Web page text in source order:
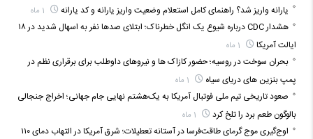
یارانه واریز شد؟ راهنمای کامل استعلام وضعیت واریز یارانه و کد یارانه
هشدار CDC درباره شیوع یک انگل خطرناک؛ ابتلای صدها نفر به اسهال شدید در ۱۸
ایالت آمریکا
بحران سوخت در روسیه؛ حضور کازاک‌ ها و نیروهای داوطلب برای برقراری نظم در
پمپ بنزین‌ های دریای سیاه
صعود تاریخی تیم ملی فوتبال آمریکا به یک‌هشتم نهایی جام جهانی؛ اخراج جنجالی
بالوگون طعم برد را تلخ کرد
اوج‌گیری موج گرمای طاقت‌فرسا در آستانه تعطیلات؛ شرق آمریکا در التهاب دمای ۱۱۰